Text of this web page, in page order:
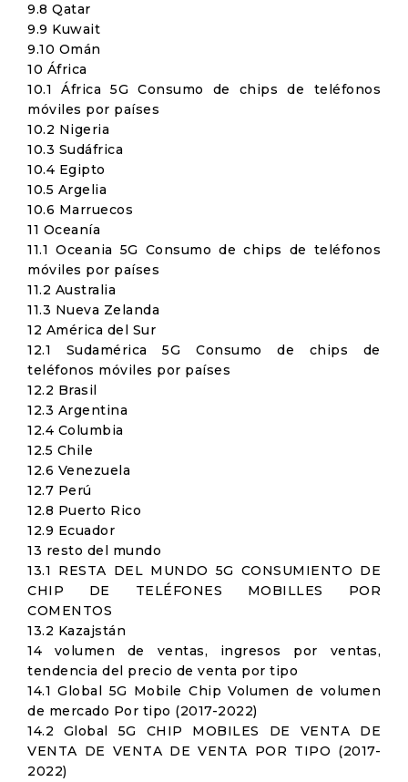
9.8 Qatar
9.9 Kuwait
9.10 Omán
10 África
10.1 África 5G Consumo de chips de teléfonos
móviles por países
10.2 Nigeria
10.3 Sudáfrica
10.4 Egipto
10.5 Argelia
10.6 Marruecos
11 Oceanía
11.1 Oceania 5G Consumo de chips de teléfonos
móviles por países
11.2 Australia
11.3 Nueva Zelanda
12 América del Sur
12.1 Sudamérica 5G Consumo de chips de
teléfonos móviles por países
12.2 Brasil
12.3 Argentina
12.4 Columbia
12.5 Chile
12.6 Venezuela
12.7 Perú
12.8 Puerto Rico
12.9 Ecuador
13 resto del mundo
13.1 RESTA DEL MUNDO 5G CONSUMIENTO DE
CHIP DE TELÉFONES MOBILLES POR
COMENTOS
13.2 Kazajstán
14 volumen de ventas, ingresos por ventas,
tendencia del precio de venta por tipo
14.1 Global 5G Mobile Chip Volumen de volumen
de mercado Por tipo (2017-2022)
14.2 Global 5G CHIP MOBILES DE VENTA DE
VENTA DE VENTA DE VENTA POR TIPO (2017-
2022)